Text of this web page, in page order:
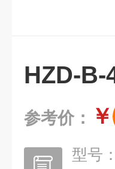
HZD-B-
参考价： ￥
型号：